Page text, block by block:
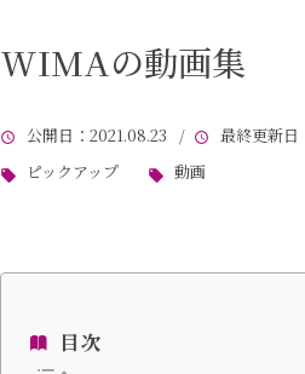
WIMAの動画集
公開日 ：2021.08.23 / 最終更新日
ピックアップ
動画
目次